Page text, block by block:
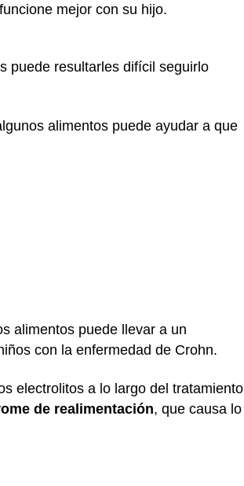
mejor con su hijo.
puede resultarles difícil seguirlo
alimentos puede ayudar a que
alimentos puede llevar a un
con la enfermedad de Crohn.
electrolitos a lo largo del tratamiento
de realimentación, que causa lo